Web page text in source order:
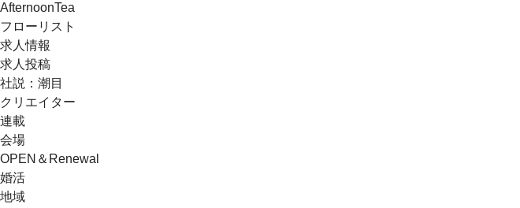
AfternoonTea
フローリスト
求人情報
求人投稿
社説：潮目
クリエイター
連載
会場
OPEN＆Renewal
婚活
地域